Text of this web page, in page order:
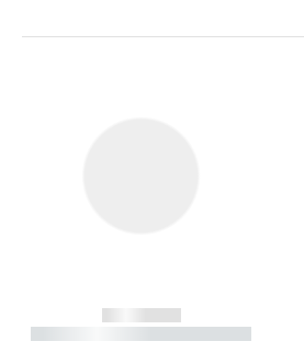
------------
----------- ----------- ----------